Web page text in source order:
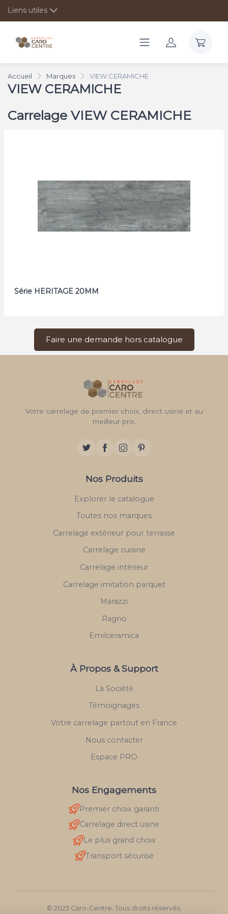
Liens utiles
Accueil Marques VIEW CERAMICHE
VIEW CERAMICHE
Carrelage VIEW CERAMICHE
Série HERITAGE 20MM
Faire une demande hors catalogue
Votre carrelage de premier choix, direct usine et au
meilleur prix.
Nos Produits
Explorer le catalogue
Toutes nos marques
Carrelage extérieur pour terrasse
Carrelage cuisine
Carrelage intérieur
Carrelage imitation parquet
Marazzi
Ragno
Emilceramica
À Propos & Support
La Société
Témoignages
Votre carrelage partout en France
Nous contacter
Espace PRO
Nos Engagements
Premier choix garanti
Carrelage direct usine
Le plus grand choix
Transport sécurisé
© 2025 Caro-Centre. Tous droits réservés.